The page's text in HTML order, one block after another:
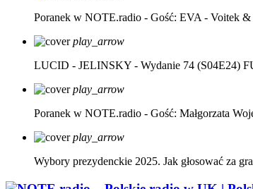
Poranek w NOTE.radio - Gość: EVA - Voitek
play_arrow
LUCID - JELINSKY - Wydanie 74 (S04E24)
play_arrow
Poranek w NOTE.radio - Gość: Małgorzata
play_arrow
Wybory prezydenckie 2025. Jak głosować za